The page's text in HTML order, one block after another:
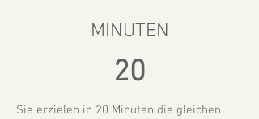
MINUTEN
20
Sie erzielen in 20 Minuten die gleichen